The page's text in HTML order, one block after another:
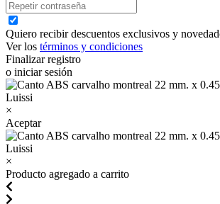
Quiero recibir descuentos exclusivos y
Ver los términos y condiciones
Finalizar registro
o iniciar sesión
×
Aceptar
×
Producto agregado a carrito